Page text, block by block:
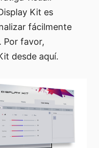
Kit es
fácilmente
Por favor,
desde aquí.